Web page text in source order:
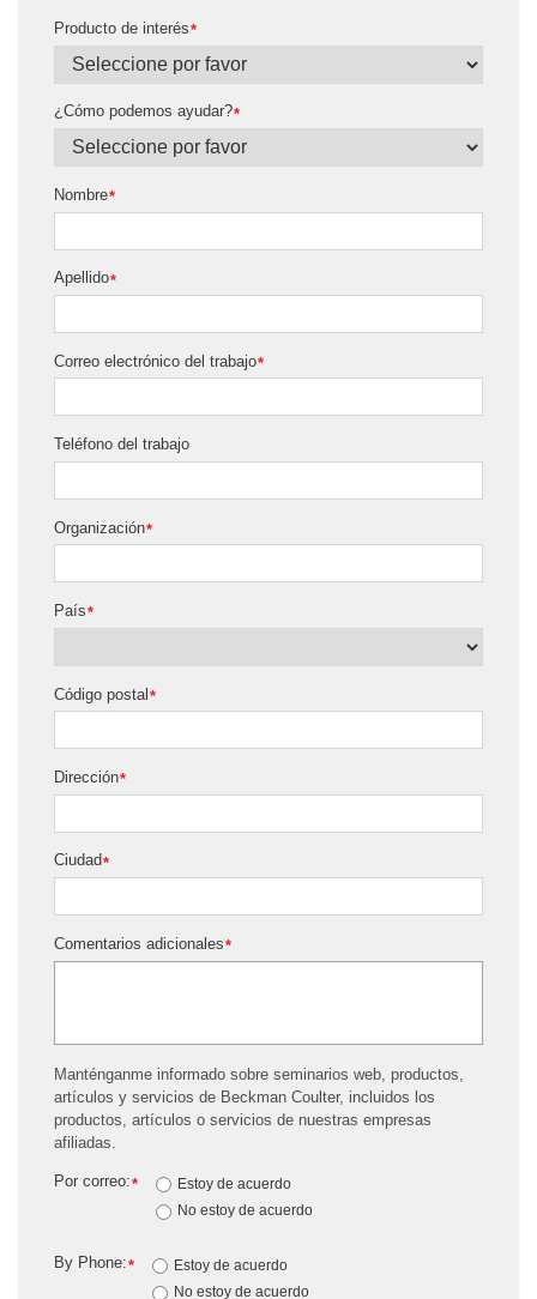
*
Producto de interés
*
¿Cómo podemos ayudar?
*
Nombre
*
Apellido
*
Correo electrónico del trabajo
Teléfono del trabajo
*
Organización
*
País
*
Código postal
*
Dirección
*
Ciudad
*
Comentarios adicionales
Manténganme informado sobre seminarios web, productos,
artículos y servicios de Beckman Coulter, incluidos los
productos, artículos o servicios de nuestras empresas
afiliadas.
*
Por correo:
Estoy de acuerdo
No estoy de acuerdo
*
By Phone:
Estoy de acuerdo
No estoy de acuerdo